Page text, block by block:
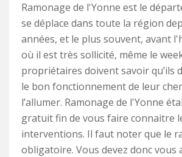
Ramonage de l'Yonne est le
se déplace dans toute la région
années, et le plus souvent, avant
où il est très sollicité, même le
propriétaires doivent savoir qu’ils
le bon fonctionnement de leur
l’allumer. Ramonage de l'Yonne
gratuit fin de vous faire connaitre
interventions. Il faut noter que le
obligatoire. Vous devez donc vous